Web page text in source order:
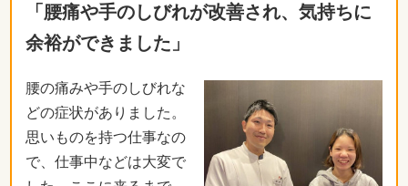
「腰痛や手のしびれが改善され、気持ちに
余裕ができました」
腰の痛みや手のしびれな
どの症状がありました。
思いものを持つ仕事なの
で、仕事中などは大変で